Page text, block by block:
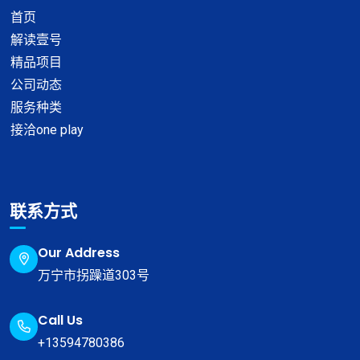
首页
解读壹号
精品项目
公司动态
服务种类
接洽one play
联系方式
Our Address
万宁市拐躁道303号
Call Us
+13594780386